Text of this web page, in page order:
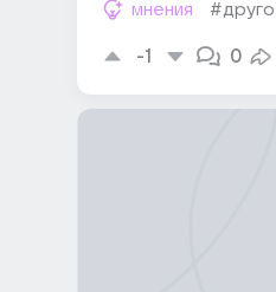
мнения
-1 0